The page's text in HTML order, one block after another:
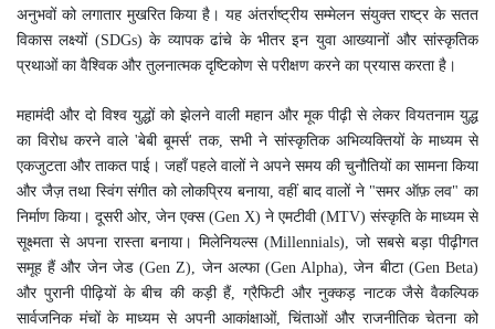
अनुभवों को लगातार मुखरित किया है। यह अंतर्राष्ट्रीय सम्मेलन संयुक्त राष्ट्र के सतत
विकास लक्ष्यों (SDGs) के व्यापक ढांचे के भीतर इन युवा आख्यानों और सांस्कृतिक
प्रथाओं का वैश्विक और तुलनात्मक दृष्टिकोण से परीक्षण करने का प्रयास करता है।
महामंदी और दो विश्व युद्धों को झेलने वाली महान और मूक पीढ़ी से लेकर वियतनाम युद्ध
का विरोध करने वाले 'बेबी बूमर्स' तक, सभी ने सांस्कृतिक अभिव्यक्तियों के माध्यम से
एकजुटता और ताकत पाई। जहाँ पहले वालों ने अपने समय की चुनौतियों का सामना किया
और जैज़ तथा स्विंग संगीत को लोकप्रिय बनाया, वहीं बाद वालों ने "समर ऑफ़ लव" का
निर्माण किया। दूसरी ओर, जेन एक्स (Gen X) ने एमटीवी (MTV) संस्कृति के माध्यम से
सूक्ष्मता से अपना रास्ता बनाया। मिलेनियल्स (Millennials), जो सबसे बड़ा पीढ़ीगत
समूह हैं और जेन जेड (Gen Z), जेन अल्फा (Gen Alpha), जेन बीटा (Gen Beta)
और पुरानी पीढ़ियों के बीच की कड़ी हैं, ग्रैफिटी और नुक्कड़ नाटक जैसे वैकल्पिक
सार्वजनिक मंचों के माध्यम से अपनी आकांक्षाओं, चिंताओं और राजनीतिक चेतना को